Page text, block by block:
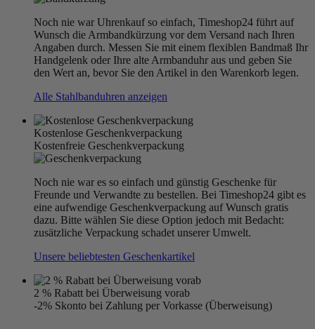
Noch nie war Uhrenkauf so einfach, Timeshop24 führt auf
Wunsch die Armbandkürzung vor dem Versand nach Ihren
Angaben durch. Messen Sie mit einem flexiblen Bandmaß Ihr
Handgelenk oder Ihre alte Armbanduhr aus und geben Sie
den Wert an, bevor Sie den Artikel in den Warenkorb legen.
Alle Stahlbanduhren anzeigen
Kostenlose Geschenkverpackung
Kostenfreie Geschenkverpackung
Noch nie war es so einfach und günstig Geschenke für
Freunde und Verwandte zu bestellen. Bei Timeshop24 gibt es
eine aufwendige Geschenkverpackung auf Wunsch gratis
dazu. Bitte wählen Sie diese Option jedoch mit Bedacht:
zusätzliche Verpackung schadet unserer Umwelt.
Unsere beliebtesten Geschenkartikel
2 % Rabatt bei Überweisung vorab
-2% Skonto bei Zahlung per Vorkasse (Überweisung)